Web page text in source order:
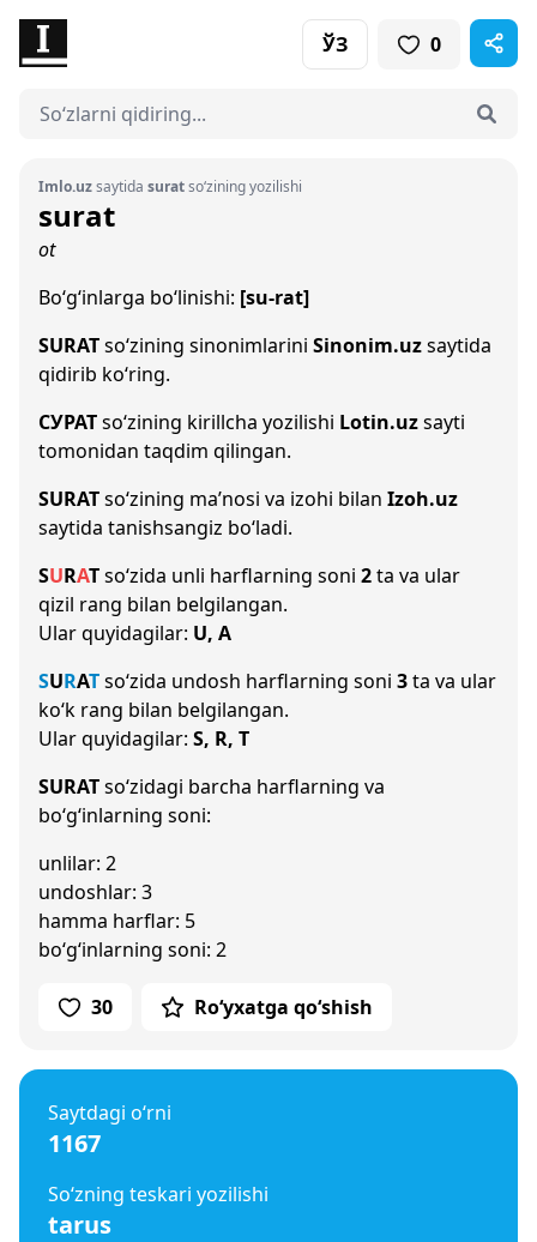
ЎЗ 0
Imlo.uzsaytida suratso‘zining yozilishi
surat
ot
Bo‘g‘inlarga bo‘linishi: [su-rat]
SURATso‘zining sinonimlarini Sinonim.uzsaytida
qidirib ko‘ring.
СУРАТso‘zining kirillcha yozilishi Lotin.uzsayti
tomonidan taqdim qilingan.
SURATso‘zining ma’nosi va izohi bilan Izoh.uz
saytida tanishsangiz bo‘ladi.
SURATso‘zida unli harflarning soni 2ta va ular
qizil rang bilan belgilangan.
Ular quyidagilar: U, A
SURATso‘zida undosh harflarning soni 3ta va ular
ko‘k rang bilan belgilangan.
Ular quyidagilar: S, R, T
SURATso‘zidagi barcha harflarning va
bo‘g‘inlarning soni:
unlilar: 2
undoshlar: 3
hamma harflar: 5
bo‘g‘inlarning soni: 2
30 Ro‘yxatga qo‘shish
Saytdagi o‘rni
1167
So‘zning teskari yozilishi
tarus